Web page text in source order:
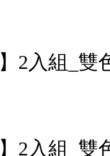
】2入組_
】2入組_